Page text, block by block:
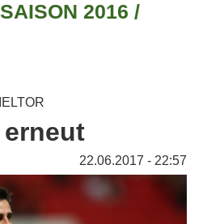
2016 /
22.06.2017 - 22:57